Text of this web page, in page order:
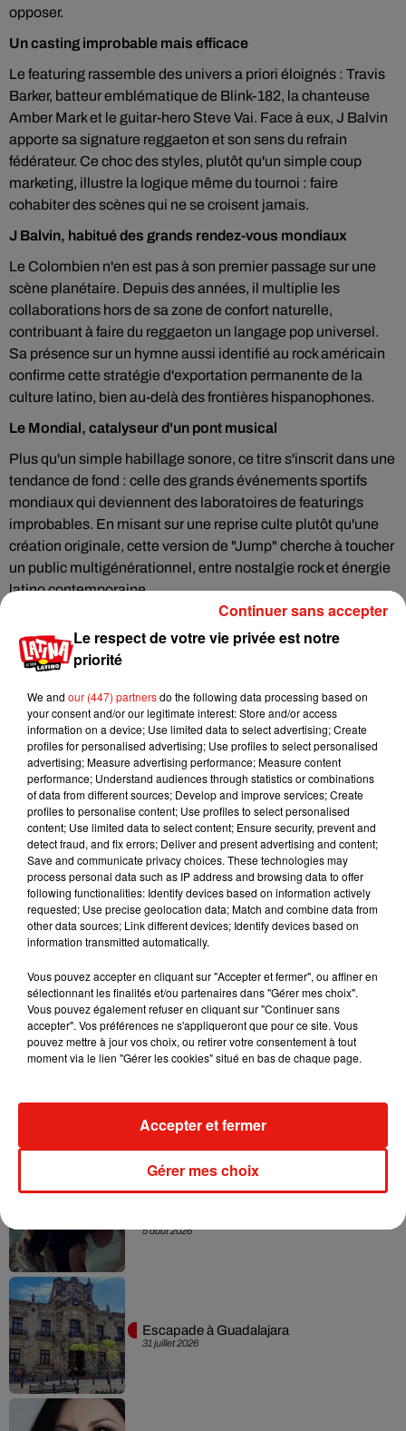
opposer.
Un casting improbable mais efficace
Le featuring rassemble des univers a priori éloignés : Travis
Barker, batteur emblématique de Blink-182, la chanteuse
Amber Mark et le guitar-hero Steve Vai. Face à eux, J Balvin
apporte sa signature reggaeton et son sens du refrain
fédérateur. Ce choc des styles, plutôt qu'un simple coup
marketing, illustre la logique même du tournoi : faire
cohabiter des scènes qui ne se croisent jamais.
J Balvin, habitué des grands rendez-vous mondiaux
Le Colombien n'en est pas à son premier passage sur une
scène planétaire. Depuis des années, il multiplie les
collaborations hors de sa zone de confort naturelle,
contribuant à faire du reggaeton un langage pop universel.
Sa présence sur un hymne aussi identifié au rock américain
confirme cette stratégie d'exportation permanente de la
culture latino, bien au-delà des frontières hispanophones.
Le Mondial, catalyseur d'un pont musical
Plus qu'un simple habillage sonore, ce titre s'inscrit dans une
tendance de fond : celle des grands événements sportifs
mondiaux qui deviennent des laboratoires de featurings
improbables. En misant sur une reprise culte plutôt qu'une
création originale, cette version de "Jump" cherche à toucher
un public multigénérationnel, entre nostalgie rock et énergie
latino contemporaine.
Au-delà de l'anecdote, cette collaboration résume assez
bien où en est la musique latino en 2026 : capable de se
glisser partout, y compris dans les monuments du rock, sans
perdre son identité. Une preuve de plus que le Mondial ne se
joue pas seulement sur les terrains.
Cet élément est masqué compte-tenu du refus du
dépôt de cookies que vous avez exprimé. Si vous
souhaitez l'afficher, merci de nous donner votre accord
en cliquant sur le bouton ci-dessous.
Afficher l'élément
Musique
5 août 2026
31 juillet 2026
Escapade à Guadalajara
Le respect de votre vie privée est notre
priorité
We and our (447) partnersdo the following data processing based on
your consent and/or our legitimate interest: Store and/or access
information on a device; Use limited data to select advertising; Create
profiles for personalised advertising; Use profiles to select personalised
advertising; Measure advertising performance; Measure content
performance; Understand audiences through statistics or combinations
of data from different sources; Develop and improve services; Create
profiles to personalise content; Use profiles to select personalised
content; Use limited data to select content; Ensure security, prevent and
detect fraud, and fix errors; Deliver and present advertising and content;
Save and communicate privacy choices. These technologies may
process personal data such as IP address and browsing data to offer
following functionalities: Identify devices based on information actively
requested; Use precise geolocation data; Match and combine data from
other data sources; Link different devices; Identify devices based on
information transmitted automatically.
Vous pouvez accepter en cliquant sur "Accepter et fermer", ou affiner en
sélectionnant les finalités et/ou partenaires dans "Gérer mes choix".
Vous pouvez également refuser en cliquant sur "Continuer sans
accepter". Vos préférences ne s'appliqueront que pour ce site. Vous
pouvez mettre à jour vos choix, ou retirer votre consentement à tout
moment via le lien "Gérer les cookies" situé en bas de chaque page.
Gérer mes choix
Accepter et fermer
Continuer sans accepter